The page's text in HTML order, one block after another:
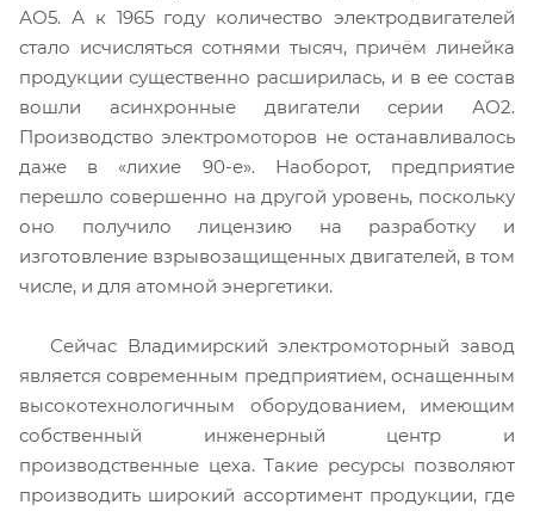
АО5. А к 1965 году количество электродвигателей
стало исчисляться сотнями тысяч, причём линейка
продукции существенно расширилась, и в ее состав
вошли асинхронные двигатели серии АО2.
Производство электромоторов не останавливалось
даже в «лихие 90-е». Наоборот, предприятие
перешло совершенно на другой уровень, поскольку
оно получило лицензию на разработку и
изготовление взрывозащищенных двигателей, в том
числе, и для атомной энергетики.
Сейчас Владимирский электромоторный завод
является современным предприятием, оснащенным
высокотехнологичным оборудованием, имеющим
собственный инженерный центр и
производственные цеха. Такие ресурсы позволяют
производить широкий ассортимент продукции, где